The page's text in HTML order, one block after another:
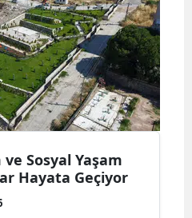
Sosyal Yaşam
Hayata Geçiyor